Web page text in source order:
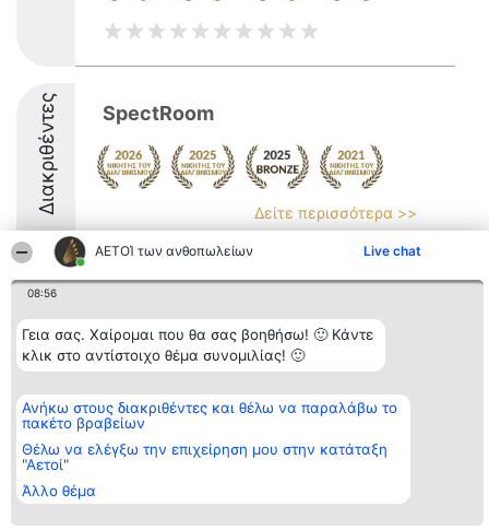
ΑΕΤΟΊ των ανθοπωλείων Live chat
08:56
Γεια σας. Χαίρομαι που θα σας βοηθήσω! 🙂 Κάντε
κλικ στο αντίστοιχο θέμα συνομιλίας! 🙂
Ανήκω στους διακριθέντες και θέλω να παραλάβω το
πακέτο βραβείων
Θέλω να ελέγξω την επιχείρηση μου στην κατάταξη
"Αετοί"
Άλλο θέμα
Διακριθέντες SpectRoom
Δείτε περισσότερα >>
9.1
Διοργανωτής της
κατάταξης
BEAUTIFUL COMPANY
ΤΗΛ. ΕΠΙΚΟΙΝΩΝΙΑΣ:
2104128019
email:
aetoi@beautifulcompany.co
Κατάταξη
Διακριθέντες
Λίστα όλων
διακριθέντων
Μεθοδολογία
προϋποθέσεις
ΠΟΛΙΤΙΚΗ
Επικοινωνία